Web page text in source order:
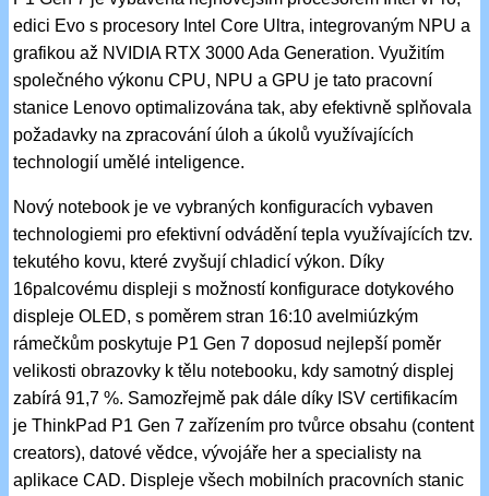
edici Evo s procesory Intel Core Ultra, integrovaným NPU a
grafikou až NVIDIA RTX 3000 Ada Generation. Využitím
společného výkonu CPU, NPU a GPU je tato pracovní
stanice Lenovo optimalizována tak, aby efektivně splňovala
požadavky na zpracování úloh a úkolů využívajících
technologií umělé inteligence.
Nový notebook je ve vybraných konfiguracích vybaven
technologiemi pro efektivní odvádění tepla využívajících tzv.
tekutého kovu, které zvyšují chladicí výkon. Díky
16palcovému displeji s možností konfigurace dotykového
displeje OLED, s poměrem stran 16:10 avelmiúzkým
rámečkům poskytuje P1 Gen 7 doposud nejlepší poměr
velikosti obrazovky k tělu notebooku, kdy samotný displej
zabírá 91,7 %. Samozřejmě pak dále díky ISV certifikacím
je ThinkPad P1 Gen 7 zařízením pro tvůrce obsahu (content
creators), datové vědce, vývojáře her a specialisty na
aplikace CAD. Displeje všech mobilních pracovních stanic